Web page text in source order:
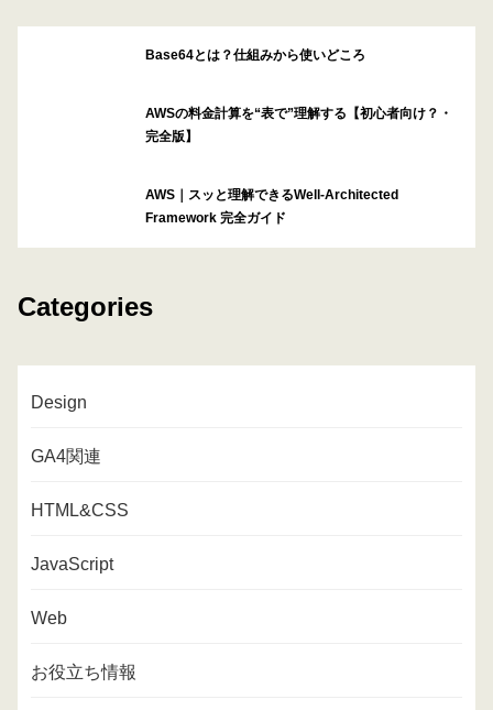
Base64とは？仕組みから使いどころ
AWSの料金計算を“表で”理解する【初心者向け？・
完全版】
AWS｜スッと理解できるWell-Architected
Framework 完全ガイド
Categories
Design
GA4関連
HTML&CSS
JavaScript
Web
お役立ち情報